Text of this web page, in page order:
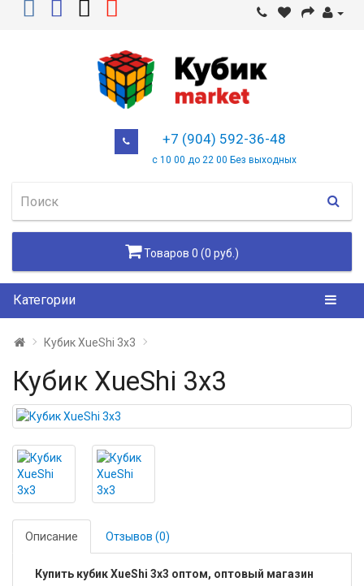
+7 (904) 592-36-48
с 10 00 до 22 00 Без выходных
Товаров 0 (0 руб.)
Категории
Кубик XueShi 3х3
Кубик XueShi 3х3
Описание Отзывов (0)
Купить кубик XueShi 3х3 оптом, оптовый магазин